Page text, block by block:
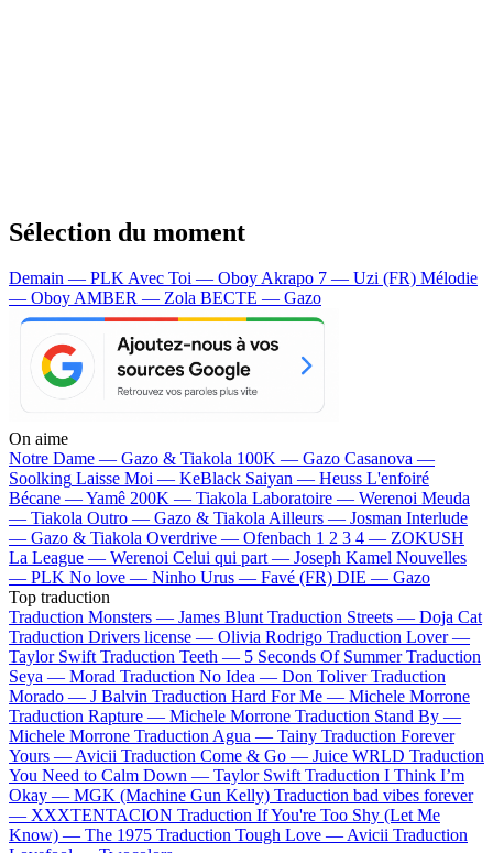
Sélection du moment
Demain — PLKAvec Toi — OboyAkrapo 7 — Uzi (FR) Mélodie
— OboyAMBER — Zola BECTE — Gazo
On aime
Notre Dame — Gazo & Tiakola 100K — Gazo Casanova —
Soolking Laisse Moi — KeBlack Saiyan — Heuss L'enfoiré
Bécane —Yamê 200K — Tiakola Laboratoire — Werenoi Meuda
— Tiakola Outro — Gazo & TiakolaAilleurs — Josman Interlude
— Gazo & Tiakola Overdrive — Ofenbach 1 2 3 4 — ZOKUSH
La League — Werenoi Celui qui part — Joseph Kamel Nouvelles
— PLK No love — Ninho Urus — Favé (FR) DIE — Gazo
Top traduction
Traduction Monsters — James Blunt Traduction Streets — Doja Cat
Traduction Drivers license — Olivia Rodrigo Traduction Lover —
Taylor Swift Traduction Teeth — 5 Seconds Of Summer Traduction
Seya — Morad Traduction No Idea — Don Toliver Traduction
Morado — J Balvin Traduction Hard For Me — Michele Morrone
Traduction Rapture — Michele Morrone Traduction Stand By —
Michele Morrone Traduction Agua — Tainy Traduction Forever
Yours —Avicii Traduction Come & Go — Juice WRLD Traduction
You Need to Calm Down — Taylor Swift Traduction I Think I’m
Okay — MGK (Machine Gun Kelly) Traduction bad vibes forever
— XXXTENTACION Traduction If You're Too Shy (Let Me
Know) — The 1975 Traduction Tough Love —Avicii Traduction